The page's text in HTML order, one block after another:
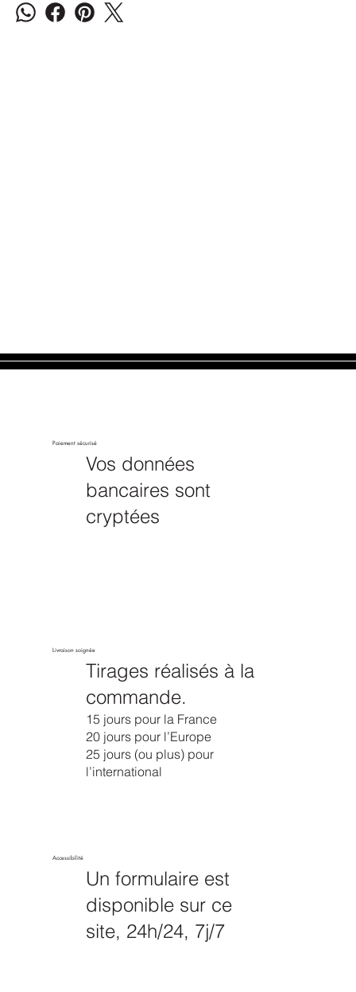
Paiement sécurisé
Vos données
bancaires sont
cryptées
Livraison soignée
Tirages réalisés à la
commande.
15 jours pour la France
20 jours pour l’Europe
25 jours (ou plus) pour
l’international
Accessibilité
Un formulaire est
disponible sur ce
site, 24h/24, 7j/7